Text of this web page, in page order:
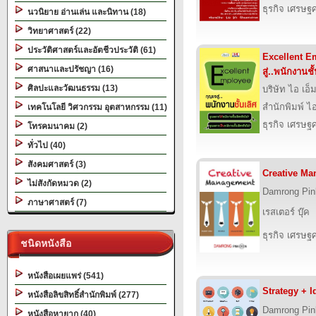
นวนิยาย อ่านเล่น และนิทาน (18)
วิทยาศาสตร์ (22)
ประวัติศาสตร์และอัตชีวประวัติ (61)
ศาสนาและปรัชญา (16)
ศิลปะและวัฒนธรรม (13)
เทคโนโลยี วิศวกรรม อุตสาหกรรม (11)
โทรคมนาคม (2)
ทั่วไป (40)
สังคมศาสตร์ (3)
ไม่สังกัดหมวด (2)
ภาษาศาสตร์ (7)
ชนิดหนังสือ
หนังสือเผยแพร่ (541)
หนังสือลิขสิทธิ์สำนักพิมพ์ (277)
หนังสือหายาก (40)
ธุรกิจ เศรษฐ
Excellent
สู่..พนักงานชั้
บริษัท ไอ เอ็
สำนักพิมพ์ ไ
ธุรกิจ เศรษฐ
Creative
Damrong
เรสเตอร์ บุ๊ค
ธุรกิจ เศรษฐ
Strategy +
Damrong